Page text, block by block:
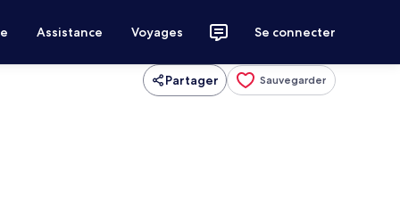
Assistance Voyages Se connecter
Partager Sauvegarder